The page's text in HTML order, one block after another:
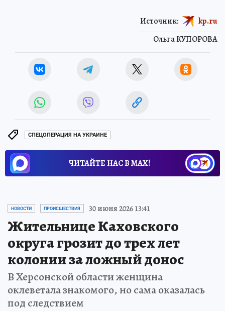
Ольга КУПОРОВА
Источник: kp.ru
СПЕЦОПЕРАЦИЯ НА УКРАИНЕ
ЧИТАЙТЕ НАС В МАХ!
НОВОСТИ ПРОИСШЕСТВИЯ 30 июня 2026 13:41
Жительнице Каховского
округа грозит до трех лет
колонии за ложный донос
В Херсонской области женщина
оклеветала знакомого, но сама оказалась
под следствием